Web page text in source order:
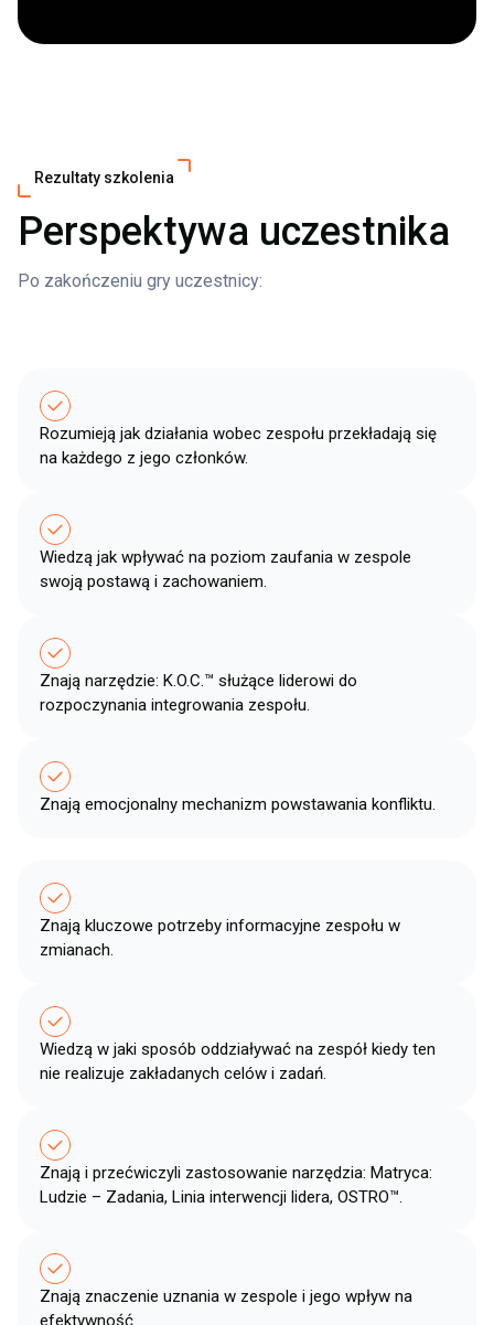
Rezultaty szkolenia
Perspektywa uczestnika
Po zakończeniu gry uczestnicy:
Rozumieją jak działania wobec zespołu przekładają się
na każdego z jego członków​.
Wiedzą jak wpływać na poziom zaufania w zespole
swoją postawą i zachowaniem​.
Znają narzędzie: K.O.C.™ służące liderowi do
rozpoczynania integrowania zespołu​.
Znają emocjonalny mechanizm powstawania konfliktu​.
Znają kluczowe potrzeby informacyjne zespołu ​w
zmianach​.
Wiedzą w jaki sposób oddziaływać na zespół kiedy ten
nie realizuje zakładanych celów i zadań​.
Znają i przećwiczyli zastosowanie narzędzia: Matryca:
Ludzie – Zadania​, Linia interwencji lidera​, OSTRO™.
Znają znaczenie uznania w zespole i jego wpływ ​na
efektywność​.